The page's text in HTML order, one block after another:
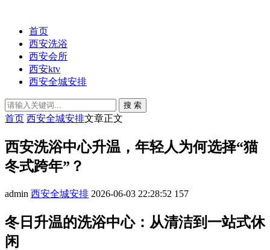
首页
西安洗浴
西安会所
西安ktv
西安全城安排
搜 索
首页 西安全城安排文章正文
西安洗浴中心升温，年轻人为何选择“猫
冬式跨年”？
admin 西安全城安排 2026-06-03 22:28:52 157
冬日升温的洗浴中心：从清洁到一站式休
闲